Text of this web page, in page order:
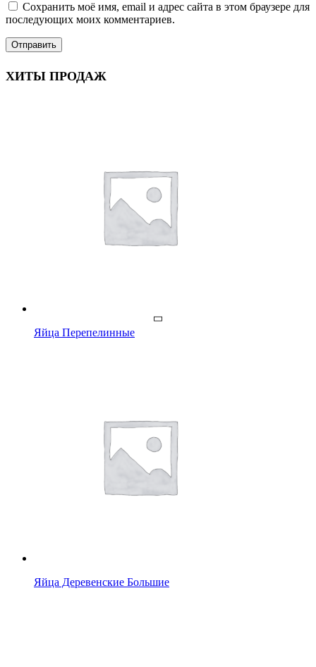
Сохранить моё имя, email и адрес сайта в этом браузере для
последующих моих комментариев.
ХИТЫ ПРОДАЖ
Яйца Перепелинные
Яйца Деревенские Большие